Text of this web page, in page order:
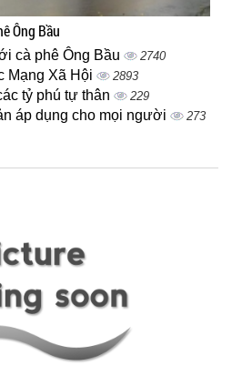
Ông Bầu
cà phê Ông Bầu 2740
Mạng Xã Hội 2893
tỷ phú tự thân 229
áp dụng cho mọi người 273